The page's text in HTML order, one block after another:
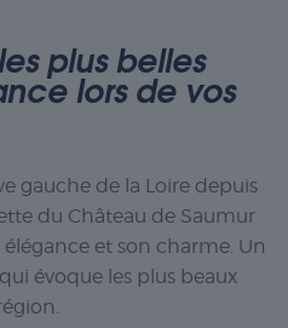
plus belles
lors de vos
gauche de la Loire depuis
du Château de Saumur
et son charme. Un
évoque les plus beaux